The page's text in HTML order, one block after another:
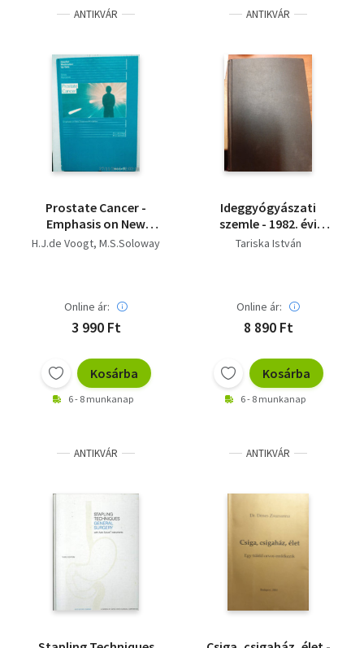
ANTIKVÁR
Prostate Cancer -
Emphasis on New
Treatment Modalities
H.J.de Voogt M.S.Soloway
Online ár:
3 990 Ft
Kosárba
6 - 8 munkanap
ANTIKVÁR
Ideggyógyászati
szemle - 1982. évi
XXXV. évfolyam
Tariska István
Online ár:
8 890 Ft
Kosárba
6 - 8 munkanap
ANTIKVÁR ANTIKVÁR